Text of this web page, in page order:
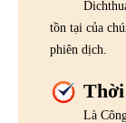
tồn tại của
phiên dịch.
Là